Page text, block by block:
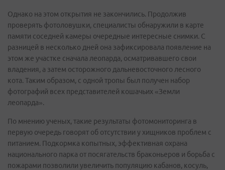
Однако на этом открытия не закончились. Продолжив
проверять фотоловушки, специалисты обнаружили в карте
памяти соседней камеры очередные интересные снимки. С
разницей в несколько дней она зафиксировала появление на
этом же участке сначала леопарда, осматривавшего свои
владения, а затем осторожного дальневосточного лесного
кота. Таким образом, с одной тропы был получен набор
фотографий всех представителей кошачьих «Земли
леопарда».
По мнению ученых, такие результаты фотомониторинга в
первую очередь говорят об отсутствии у хищников проблем с
питанием. Подкормка копытных, эффективная охрана
национального парка от посягательств браконьеров и борьба с
пожарами позволили увеличить популяцию кабанов, косуль,